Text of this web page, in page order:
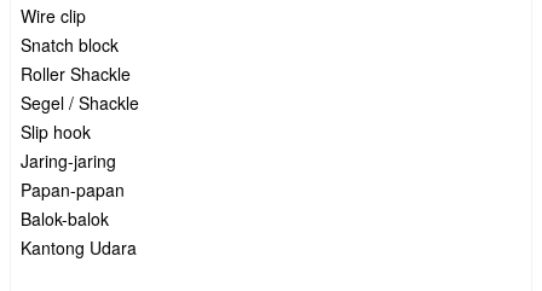
Wire clip
Snatch block
Roller Shackle
Segel / Shackle
Slip hook
Jaring-jaring
Papan-papan
Balok-balok
Kantong Udara